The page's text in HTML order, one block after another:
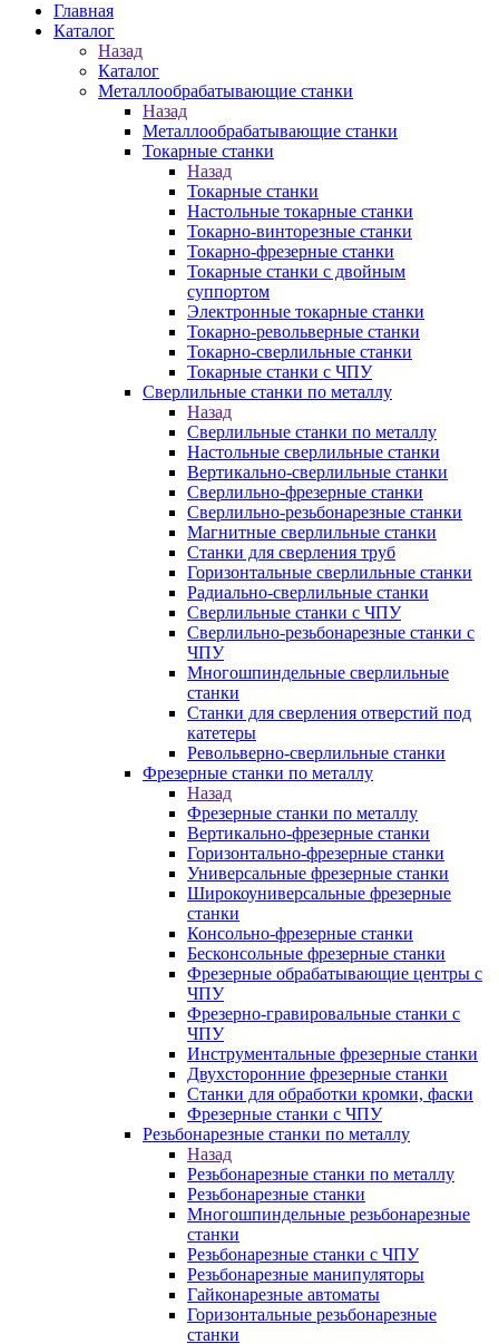
Главная
Каталог
Назад
Каталог
Металлообрабатывающие станки
Назад
Металлообрабатывающие станки
Токарные станки
Назад
Токарные станки
Настольные токарные станки
Токарно-винторезные станки
Токарно-фрезерные станки
Токарные станки с двойным
суппортом
Электронные токарные станки
Токарно-револьверные станки
Токарно-сверлильные станки
Токарные станки с ЧПУ
Сверлильные станки по металлу
Назад
Сверлильные станки по металлу
Настольные сверлильные станки
Вертикально-сверлильные станки
Сверлильно-фрезерные станки
Сверлильно-резьбонарезные станки
Магнитные сверлильные станки
Станки для сверления труб
Горизонтальные сверлильные станки
Радиально-сверлильные станки
Сверлильные станки с ЧПУ
Сверлильно-резьбонарезные станки с
ЧПУ
Многошпиндельные сверлильные
станки
Станки для сверления отверстий под
катетеры
Револьверно-сверлильные станки
Фрезерные станки по металлу
Назад
Фрезерные станки по металлу
Вертикально-фрезерные станки
Горизонтально-фрезерные станки
Универсальные фрезерные станки
Широкоуниверсальные фрезерные
станки
Консольно-фрезерные станки
Бесконсольные фрезерные станки
Фрезерные обрабатывающие центры с
ЧПУ
Фрезерно-гравировальные станки с
ЧПУ
Инструментальные фрезерные станки
Двухсторонние фрезерные станки
Станки для обработки кромки, фаски
Фрезерные станки с ЧПУ
Резьбонарезные станки по металлу
Назад
Резьбонарезные станки по металлу
Резьбонарезные станки
Многошпиндельные резьбонарезные
станки
Резьбонарезные станки с ЧПУ
Резьбонарезные манипуляторы
Гайконарезные автоматы
Горизонтальные резьбонарезные
станки